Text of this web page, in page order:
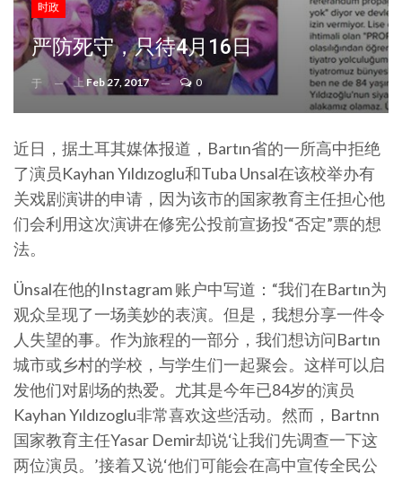
时政
严防死守，只待4月16日
于 上 Feb 27, 2017 0
近日，据土耳其媒体报道，Bartın省的一所高中拒绝
了演员Kayhan Yıldızoglu和Tuba Unsal在该校举办有
关戏剧演讲的申请，因为该市的国家教育主任担心他
们会利用这次演讲在修宪公投前宣扬投“否定”票的想
法。
Ünsal在他的Instagram 账户中写道：“我们在Bartın为
观众呈现了一场美妙的表演。但是，我想分享一件令
人失望的事。作为旅程的一部分，我们想访问Bartın
城市或乡村的学校，与学生们一起聚会。这样可以启
发他们对剧场的热爱。尤其是今年已84岁的演员
Kayhan Yıldızoglu非常喜欢这些活动。然而，Bartnn
国家教育主任Yasar Demir却说‘让我们先调查一下这
两位演员。’接着又说‘他们可能会在高中宣传全民公